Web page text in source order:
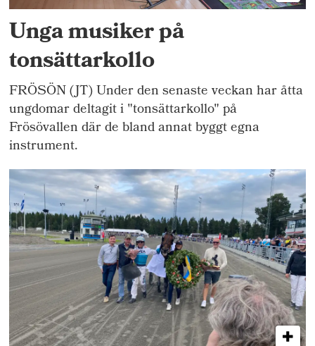
Unga musiker på
tonsättarkollo
FRÖSÖN (JT) Under den senaste veckan har åtta
ungdomar deltagit i "tonsättarkollo" på
Frösövallen där de bland annat byggt egna
instrument.